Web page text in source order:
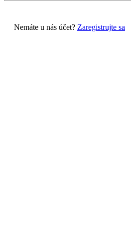
Nemáte u nás účet? Zaregistrujte sa